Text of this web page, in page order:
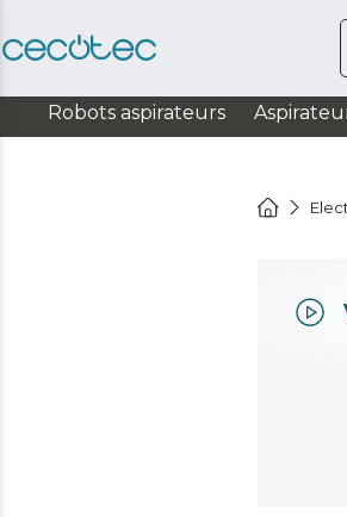
Robots aspirateurs